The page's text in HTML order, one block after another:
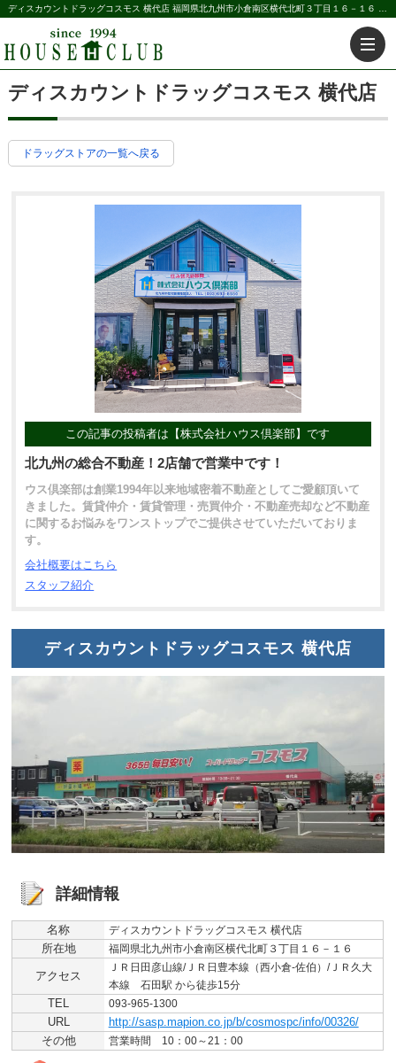
ディスカウントドラッグコスモス 横代店
ドラッグストアの一覧へ戻る
この記事の投稿者は【株式会社ハウス倶楽部】です
北九州の総合不動産！2店舗で営業中です！
ウス倶楽部は創業1994年以来地域密着不動産としてご愛顧頂いて
きました。賃貸仲介・賃貸管理・売買仲介・不動産売却など不動産
に関するお悩みをワンストップでご提供させていただいておりま
す。
会社概要はこちら
スタッフ紹介
ディスカウントドラッグコスモス 横代店
詳細情報
名称 ディスカウントドラッグコスモス 横代店
所在地 福岡県北九州市小倉南区横代北町３丁目１６－１６
アクセス
ＪＲ日田彦山線/ＪＲ日豊本線（西小倉-佐伯）/ＪＲ久大
本線 石田駅 から徒歩15分
TEL 093-965-1300
URL
http://sasp.mapion.co.jp/b/cosmospc/info/00326/
その他
営業時間 10：00～21：00